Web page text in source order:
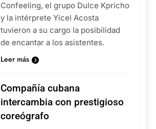
Confeeling, el grupo Dulce Kpricho
y la intérprete Yicel Acosta
tuvieron a su cargo la posibilidad
de encantar a los asistentes.
Leer más
Compañía cubana
intercambia con prestigioso
coreógrafo